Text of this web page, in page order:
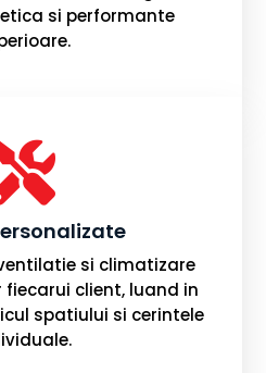
si performante
si climatizare
client, luand in
spatiului si cerintele